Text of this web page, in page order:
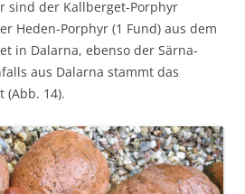
sind der Kallberget-Porphyr
Heden-Porphyr (1 Fund) aus dem
in Dalarna, ebenso der Särna-
aus Dalarna stammt das
(Abb. 14).